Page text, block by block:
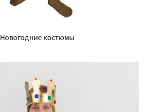
Новогодние костюмы